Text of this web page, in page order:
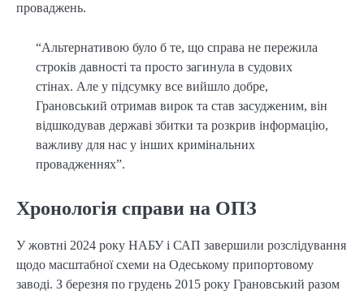
проваджень.
“Альтернативою було б те, що справа не пережила
строків давності та просто загинула в судових
стінах. Але у підсумку все вийшло добре,
Грановський отримав вирок та став засудженим, він
відшкодував державі збитки та розкрив інформацію,
важливу для нас у інших кримінальних
провадженнях”.
Хронологія справи на ОПЗ
У жовтні 2024 року НАБУ і САП завершили розслідування
щодо масштабної схеми на Одеському припортовому
заводі. З березня по грудень 2015 року Грановський разом